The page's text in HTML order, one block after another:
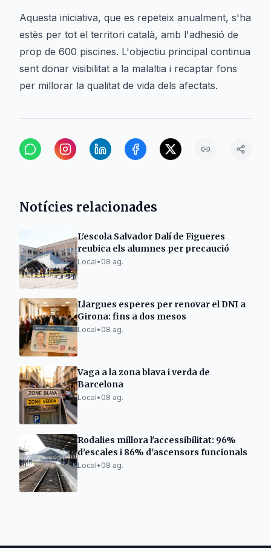
Aquesta iniciativa, que es repeteix anualment, s'ha
estès per tot el territori català, amb l'adhesió de
prop de 600 piscines. L'objectiu principal continua
sent donar visibilitat a la malaltia i recaptar fons
per millorar la qualitat de vida dels afectats.
Notícies relacionades
L'escola Salvador Dalí de Figueres
reubica els alumnes per precaució
Local• 08 ag.
Llargues esperes per renovar el DNI a
Girona: fins a dos mesos
Local• 08 ag.
Vaga a la zona blava i verda de
Barcelona
Local• 08 ag.
Rodalies millora l'accessibilitat: 96%
d'escales i 86% d'ascensors funcionals
Local• 08 ag.